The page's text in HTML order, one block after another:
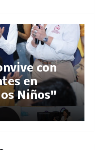
con
en
Niños"